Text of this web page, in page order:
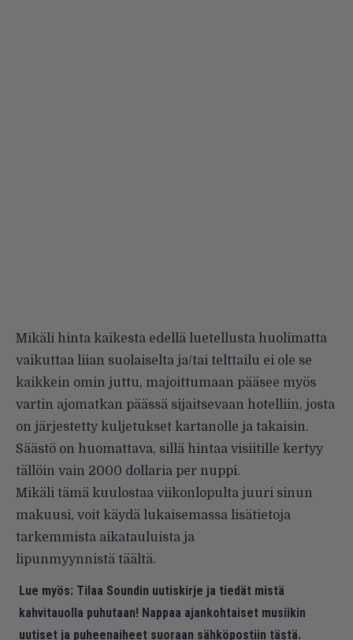
Mikäli hinta kaikesta edellä luetellusta huolimatta
vaikuttaa liian suolaiselta ja/tai telttailu ei ole se
kaikkein omin juttu, majoittumaan pääsee myös
vartin ajomatkan päässä sijaitsevaan hotelliin, josta
on järjestetty kuljetukset kartanolle ja takaisin.
Säästö on huomattava, sillä hintaa visiitille kertyy
tällöin vain 2000 dollaria per nuppi.
Mikäli tämä kuulostaa viikonlopulta juuri sinun
makuusi, voit käydä lukaisemassa lisätietoja
tarkemmista aikatauluista ja
lipunmyynnistä täältä.
Lue myös: Tilaa Soundin uutiskirje ja tiedät mistä
kahvitauolla puhutaan! Nappaa ajankohtaiset musiikin
uutiset ja puheenaiheet suoraan sähköpostiin tästä.